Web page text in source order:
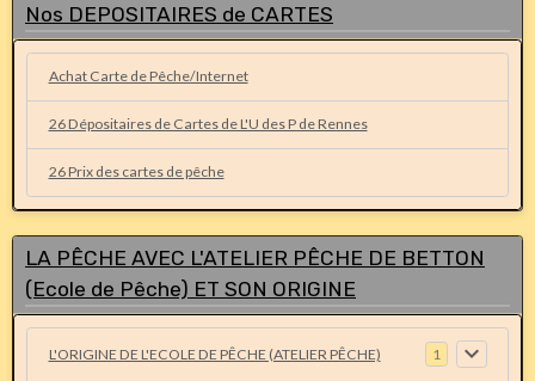
Nos DEPOSITAIRES de CARTES
Achat Carte de Pêche/Internet
26 Dépositaires de Cartes de L'U des P de Rennes
26 Prix des cartes de pêche
LA PÊCHE AVEC L'ATELIER PÊCHE DE BETTON
(Ecole de Pêche) ET SON ORIGINE
L'ORIGINE DE L'ECOLE DE PÊCHE (ATELIER PÊCHE) 1